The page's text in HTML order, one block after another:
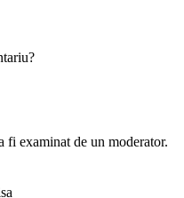
fi examinat de un moderator.